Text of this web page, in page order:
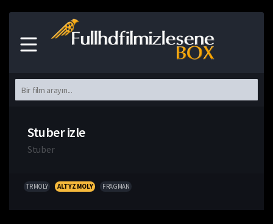
Stuber izle
Stuber
TR MOLY ALTYZ MOLY FRAGMAN